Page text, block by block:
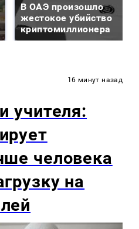
В ОАЭ произошло
жестокое убийство
криптомиллионера
16 минут назад
учителя:
человека
на